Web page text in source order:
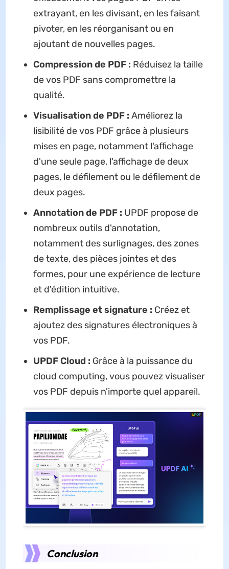
extrayant, en les divisant, en les faisant
pivoter, en les réorganisant ou en
ajoutant de nouvelles pages.
Compression de PDF : Réduisez la taille
de vos PDF sans compromettre la
qualité.
Visualisation de PDF : Améliorez la
lisibilité de vos PDF grâce à plusieurs
mises en page, notamment l'affichage
d'une seule page, l'affichage de deux
pages, le défilement ou le défilement de
deux pages.
Annotation de PDF : UPDF propose de
nombreux outils d'annotation,
notamment des surlignages, des zones
de texte, des pièces jointes et des
formes, pour une expérience de lecture
et d'édition intuitive.
Remplissage et signature : Créez et
ajoutez des signatures électroniques à
vos PDF.
UPDF Cloud : Grâce à la puissance du
cloud computing, vous pouvez visualiser
vos PDF depuis n'importe quel appareil.
Conclusion